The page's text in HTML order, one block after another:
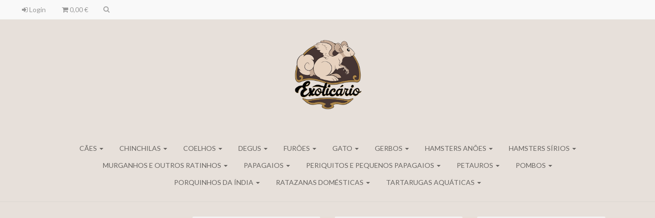
Login 0,00 €
CÃES CHINCHILAS COELHOS DEGUS FURÕES GATO GERBOS HAMSTERS ANÕES HAMSTERS SÍRIOS
MURGANHOS E OUTROS RATINHOS PAPAGAIOS PERIQUITOS E PEQUENOS PAPAGAIOS PETAUROS POMBOS
PORQUINHOS DA ÍNDIA RATAZANAS DOMÉSTICAS TARTARUGAS AQUÁTICAS